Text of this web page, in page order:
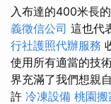
入布達的400米長
義徵信公司 這也代
行社護照代辦服務
使用所有適當的技
界充滿了我們想親
許 冷凍設備 桃園搬